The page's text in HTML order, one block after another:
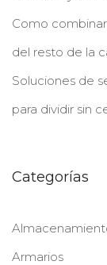
Como
del resto de la
Soluciones de
para dividir sin
Categorías
Armarios